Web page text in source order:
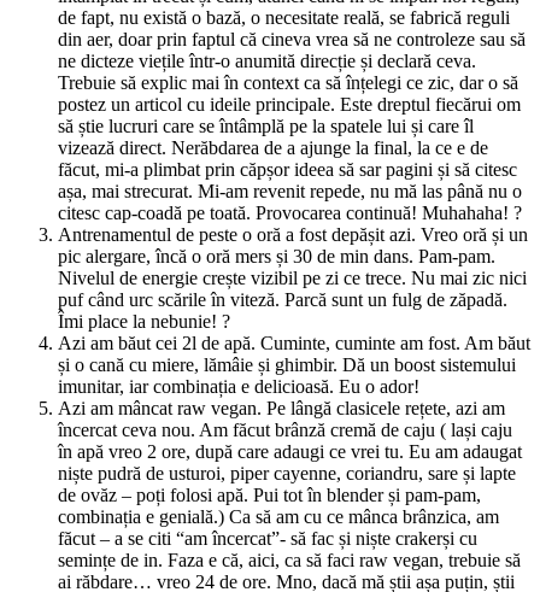
de fapt, nu există o bază, o necesitate reală, se fabrică reguli
din aer, doar prin faptul că cineva vrea să ne controleze sau să
ne dicteze viețile într-o anumită direcție și declară ceva.
Trebuie să explic mai în context ca să înțelegi ce zic, dar o să
postez un articol cu ideile principale. Este dreptul fiecărui om
să știe lucruri care se întâmplă pe la spatele lui și care îl
vizează direct. Nerăbdarea de a ajunge la final, la ce e de
făcut, mi-a plimbat prin căpșor ideea să sar pagini și să citesc
așa, mai strecurat. Mi-am revenit repede, nu mă las până nu o
citesc cap-coadă pe toată. Provocarea continuă! Muhahaha! ?
Antrenamentul de peste o oră a fost depășit azi. Vreo oră și un
pic alergare, încă o oră mers și 30 de min dans. Pam-pam.
Nivelul de energie crește vizibil pe zi ce trece. Nu mai zic nici
puf când urc scările în viteză. Parcă sunt un fulg de zăpadă.
Îmi place la nebunie! ?
Azi am băut cei 2l de apă. Cuminte, cuminte am fost. Am băut
și o cană cu miere, lămâie și ghimbir. Dă un boost sistemului
imunitar, iar combinația e delicioasă. Eu o ador!
Azi am mâncat raw vegan. Pe lângă clasicele rețete, azi am
încercat ceva nou. Am făcut brânză cremă de caju ( lași caju
în apă vreo 2 ore, după care adaugi ce vrei tu. Eu am adaugat
niște pudră de usturoi, piper cayenne, coriandru, sare și lapte
de ovăz – poți folosi apă. Pui tot în blender și pam-pam,
combinația e genială.) Ca să am cu ce mânca brânzica, am
făcut – a se citi “am încercat”- să fac și niște crakerși cu
semințe de in. Faza e că, aici, ca să faci raw vegan, trebuie să
ai răbdare… vreo 24 de ore. Mno, dacă mă știi așa puțin, știi